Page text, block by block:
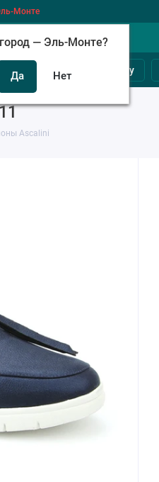
Монте
— Эль-Монте?
Обувь на полную ногу
Ascalini